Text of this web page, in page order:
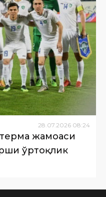
28.07.2026 08:24
жамоаси
ўртоқлик